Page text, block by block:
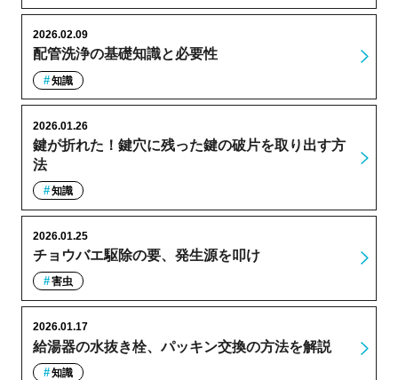
配管洗浄の基礎知識と必要性
2026.02.09
知識
鍵が折れた！鍵穴に残った鍵の破片を取り出す方
法
2026.01.26
知識
チョウバエ駆除の要、発生源を叩け
2026.01.25
害虫
給湯器の水抜き栓、パッキン交換の方法を解説
2026.01.17
知識